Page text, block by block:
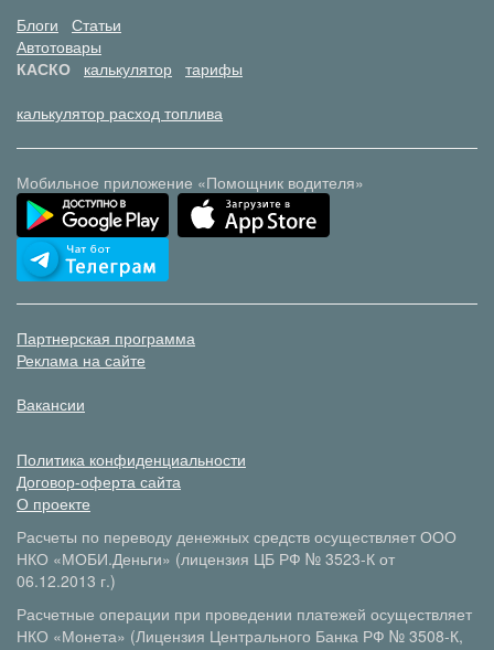
Блоги
Статьи
Автотовары
КАСКО
калькулятор тарифы
калькулятор расход топлива
Мобильное приложение «Помощник водителя»
Партнерская программа
Реклама на сайте
Вакансии
Политика конфиденциальности
Договор-оферта сайта
О проекте
Расчеты по переводу денежных средств осуществляет ООО
НКО «МОБИ.Деньги» (лицензия ЦБ РФ № 3523-К от
06.12.2013 г.)
Расчетные операции при проведении платежей осуществляет
НКО «Монета» (Лицензия Центрального Банка РФ № 3508-К,